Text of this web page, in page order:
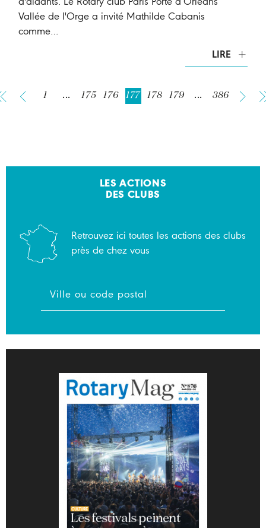
Vallée de l'Orge a invité Mathilde Cabanis
comme…
LIRE
1 ... 175 176 177 178 179 ... 386
LES ACTIONS
DES CLUBS
Retrouvez ici toutes les actions des clubs
près de chez vous